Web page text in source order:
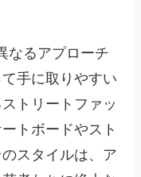
なるアプローチ
手に取りやすい
トリートファッ
トボードやスト
スタイルは、ア